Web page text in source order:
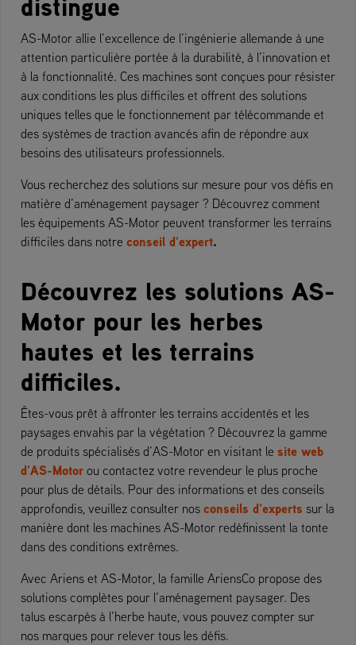
AS-Motor allie l’excellence de l’ingénierie allemande à une
attention particulière portée à la durabilité, à l’innovation et
à la fonctionnalité. Ces machines sont conçues pour résister
aux conditions les plus difficiles et offrent des solutions
uniques telles que le fonctionnement par télécommande et
des systèmes de traction avancés afin de répondre aux
besoins des utilisateurs professionnels.
Vous recherchez des solutions sur mesure pour vos défis en
matière d’aménagement paysager ? Découvrez comment
les équipements AS-Motor peuvent transformer les terrains
difficiles dans notre conseil d’expert.
Découvrez les solutions AS-
Motor pour les herbes
hautes et les terrains
difficiles.
Êtes-vous prêt à affronter les terrains accidentés et les
paysages envahis par la végétation ? Découvrez la gamme
de produits spécialisés d’AS-Motor en visitant le site web
d’AS-Motor ou contactez votre revendeur le plus proche
pour plus de détails. Pour des informations et des conseils
approfondis, veuillez consulter nos conseils d’experts sur la
manière dont les machines AS-Motor redéfinissent la tonte
dans des conditions extrêmes.
Avec Ariens et AS-Motor, la famille AriensCo propose des
solutions complètes pour l’aménagement paysager. Des
talus escarpés à l’herbe haute, vous pouvez compter sur
nos marques pour relever tous les défis.